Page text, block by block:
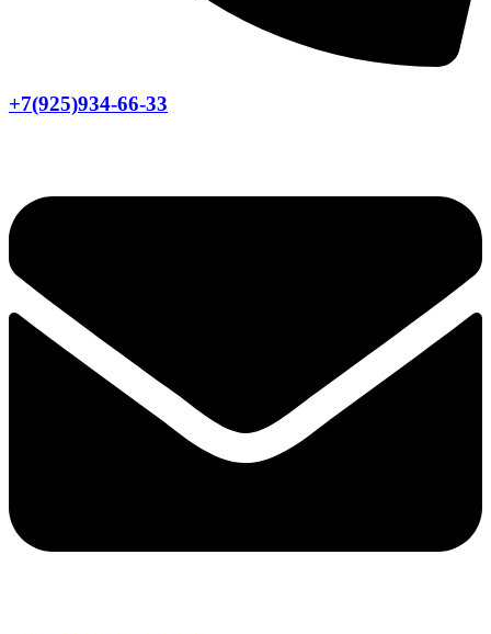
+7(925)934-66-33